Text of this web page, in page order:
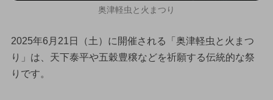
奥津軽虫と火まつり
2025年6月21日（土）に開催される「奥津軽虫と火まつ
り」は、天下泰平や五穀豊穣などを祈願する伝統的な祭
りです。